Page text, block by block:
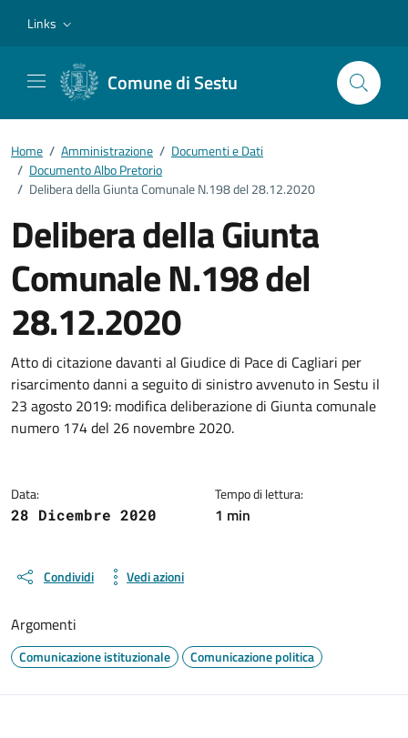
Links
Comune di Sestu
Home / Amministrazione / Documenti e Dati
/ Documento Albo Pretorio
/ Delibera della Giunta Comunale N.198 del 28.12.2020
Delibera della Giunta
Comunale N.198 del
28.12.2020
Dettagli del documento
Atto di citazione davanti al Giudice di Pace di Cagliari per
risarcimento danni a seguito di sinistro avvenuto in Sestu il
23 agosto 2019: modifica deliberazione di Giunta comunale
numero 174 del 26 novembre 2020.
Data:
28 Dicembre 2020
Tempo di lettura:
1 min
Condividi Vedi azioni
Argomenti
Comunicazione istituzionale Comunicazione politica